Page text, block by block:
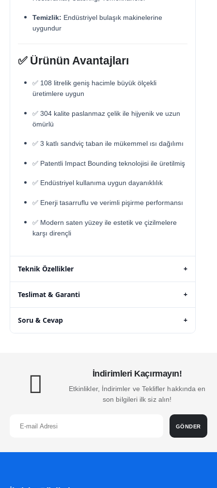
Temizlik: Endüstriyel bulaşık makinelerine
uygundur
✅ Ürünün Avantajları
✅ 108 litrelik geniş hacimle büyük ölçekli
üretimlere uygun
✅ 304 kalite paslanmaz çelik ile hijyenik ve uzun
ömürlü
✅ 3 katlı sandviç taban ile mükemmel ısı dağılımı
✅ Patentli Impact Bounding teknolojisi ile üretilmiş
✅ Endüstriyel kullanıma uygun dayanıklılık
✅ Enerji tasarruflu ve verimli pişirme performansı
✅ Modern saten yüzey ile estetik ve çizilmelere
karşı dirençli
Teknik Özellikler +
Teslimat & Garanti +
Soru & Cevap +
İndirimleri Kaçırmayın!
Etkinlikler, İndirimler ve Teklifler hakkında en
son bilgileri ilk siz alın!
GÖNDER